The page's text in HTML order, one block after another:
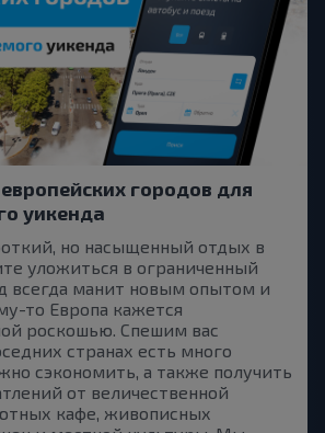
городов для
уикенда
но насыщенный отдых в
уложиться в ограниченный
всегда манит новым опытом и
то Европа кажется
роскошью. Спешим вас
странах есть много
сэкономить, а также получить
от величественной
кафе, живописных